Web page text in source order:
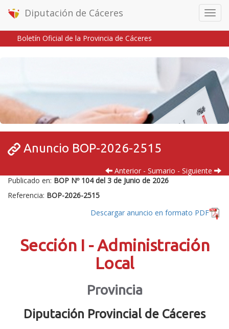
Menú
móvil
Diputación de Cáceres
Boletín Oficial de la Provincia de Cáceres
Anuncio BOP-2026-2515
Anterior - Sumario - Siguiente
Publicado en: BOP Nº 104 del 3 de Junio de 2026
Referencia: BOP-2026-2515
Descargar anuncio en formato PDF
Sección I - Administración
Local
Provincia
Diputación Provincial de Cáceres